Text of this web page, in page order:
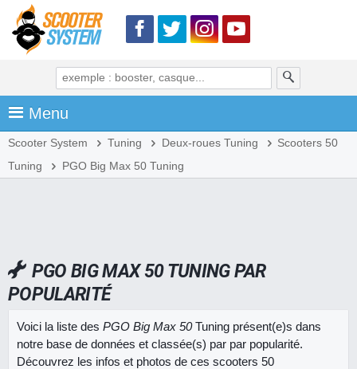
Menu
Scooter System Tuning Deux-roues Tuning
Scooters 50
Tuning
PGO Big Max 50 Tuning
PGO BIG MAX 50 TUNING PAR
POPULARITÉ
Voici la liste des PGO Big Max 50Tuning présent(e)s dans
notre base de données et classée(s) par par popularité.
Découvrez les infos et photos de ces scooters 50